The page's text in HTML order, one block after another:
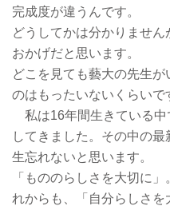
完成度が違うんです。
どうしてかは分かりませ
おかげだと思います。
どこを見ても藝大の先生
のはもったいないくらいで
私は16年間生きている中
してきました。その中の
生忘れないと思います。
「もののらしさを大切に
れからも、「自分らしさ